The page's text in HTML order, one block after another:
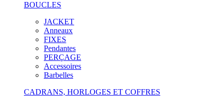
BOUCLES
JACKET
Anneaux
FIXES
Pendantes
PERÇAGE
Accessoires
Barbelles
CADRANS, HORLOGES ET COFFRES